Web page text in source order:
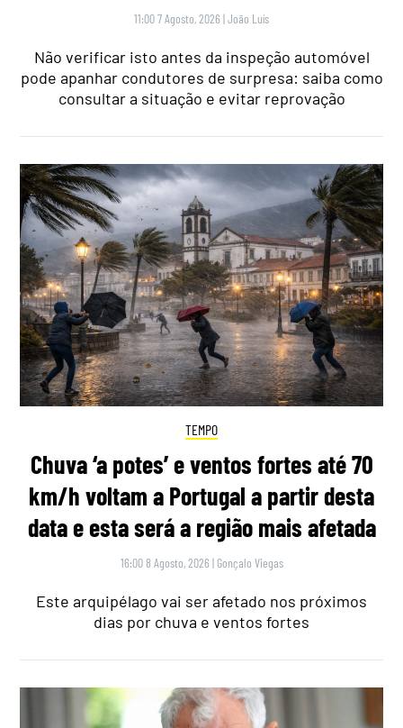
11:00 7 Agosto, 2026 |João Luís
Não verificar isto antes da inspeção automóvel
pode apanhar condutores de surpresa: saiba como
consultar a situação e evitar reprovação
TEMPO
Chuva ‘a potes’ e ventos fortes até 70
km/h voltam a Portugal a partir desta
data e esta será a região mais afetada
16:00 8 Agosto, 2026 | Gonçalo Viegas
Este arquipélago vai ser afetado nos próximos
dias por chuva e ventos fortes